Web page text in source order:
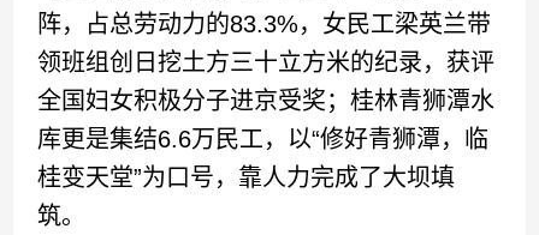
阵，占总劳动力的83.3%，女民工梁英兰带
领班组创日挖土方三十立方米的纪录，获评
全国妇女积极分子进京受奖；桂林青狮潭水
库更是集结6.6万民工，以“修好青狮潭，临
桂变天堂”为口号，靠人力完成了大坝填
筑。